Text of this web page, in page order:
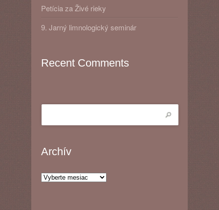
Petícia za Živé rieky
9. Jarný limnologický seminár
Recent Comments
Archív
Archív